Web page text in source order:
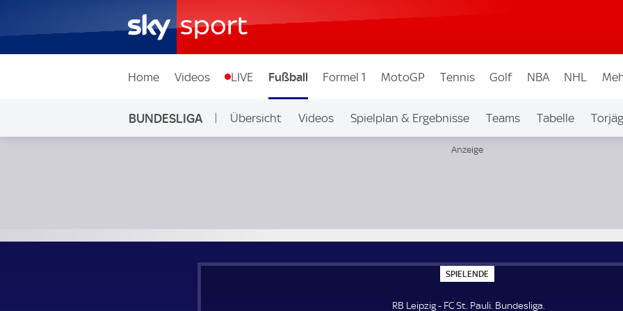
Home Videos LIVE Fußball Formel 1 MotoGP Tennis Golf NBA NHL
BUNDESLIGA Übersicht Videos Spielplan & Ergebnisse Teams Tabelle
SPIELENDE
P
E
RB Leipzig - FC St. Pauli. Bundesliga.